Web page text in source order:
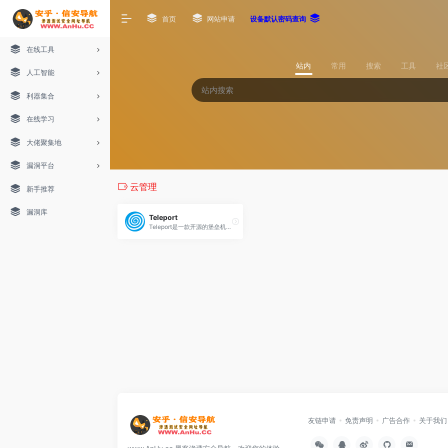
在线工具
人工智能
利器集合
在线学习
大佬聚集地
漏洞平台
新手推荐
漏洞库
首页 网站申请 设备默认密码查询
站内 常用 搜索 工具 社
云管理
Teleport
Teleport是一款开源的堡垒机系统，具有简单易用、易于集成等特性。
友链申请 免责声明 广告合作 关于我们